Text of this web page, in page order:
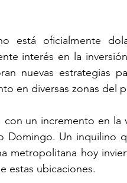
está oficialmente
interés en la
nuevas estrategias
en diversas zonas del
un incremento en la
Domingo. Un inquilino
metropolitana hoy
estas ubicaciones.